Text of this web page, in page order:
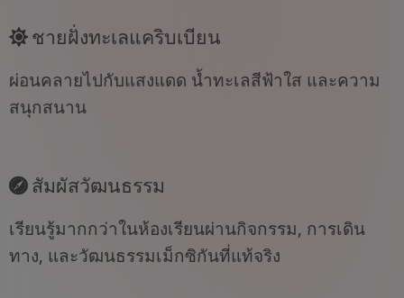
ชายฝั่งทะเลแคริบเบียน
ผ่อนคลายไปกับแสงแดด น้ำทะเลสีฟ้าใส และความ
สนุกสนาน
สัมผัสวัฒนธรรม
เรียนรู้มากกว่าในห้องเรียนผ่านกิจกรรม, การเดิน
ทาง, และวัฒนธรรมเม็กซิกันที่แท้จริง